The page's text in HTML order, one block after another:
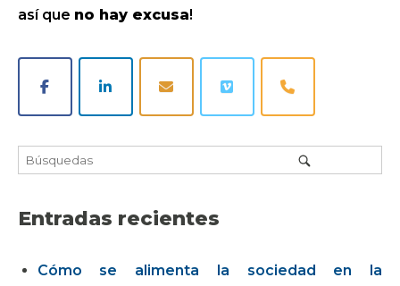
así que no hay excusa!
Entradas recientes
Cómo se alimenta la sociedad en la